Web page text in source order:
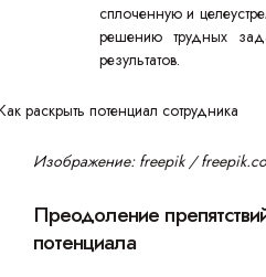
сплоченную и
решению трудных
результатов.
Изображение: freepik /
Преодоление
потенциала